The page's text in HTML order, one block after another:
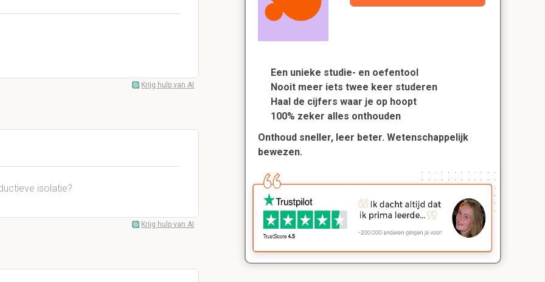
Krijg hulp van AI
isolatie?
Krijg hulp van AI
Een unieke studie- en oefentool
Nooit meer iets twee keer studeren
Haal de cijfers waar je op hoopt
100% zeker alles onthouden
Onthoud sneller, leer beter. Wetenschappelijk
bewezen.